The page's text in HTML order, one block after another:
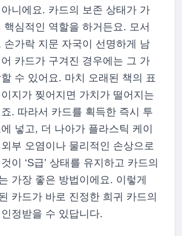
니에요. 카드의 보존 상태가 가
핵심적인 역할을 하거든요. 모서
손가락 지문 자국이 선명하게 남
카드가 구겨진 경우에는 그 가
수 있어요. 마치 오래된 책의 표
지가 찢어지면 가치가 떨어지는
. 따라서 카드를 획득한 즉시 투
넣고, 더 나아가 플라스틱 케이
부 오염이나 물리적인 손상으로
이 ‘S급’ 상태를 유지하고 카드의
가장 좋은 방법이에요. 이렇게
카드가 바로 진정한 희귀 카드의
정받을 수 있답니다.